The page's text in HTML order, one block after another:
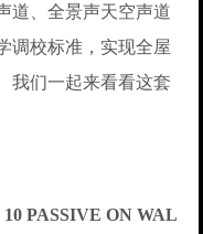
道、全景声天空声道
调校标准，实现全屋
我们一起来看看这套
PASSIVE ON WAL